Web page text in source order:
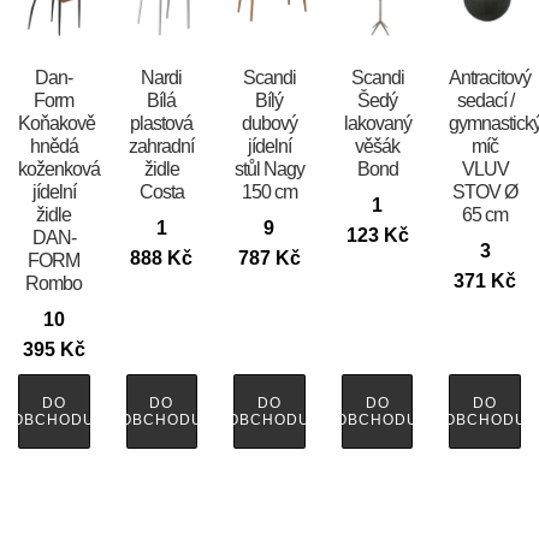
​​​​​Dan-
Form
Koňakově
hnědá
koženková
jídelní
židle
DAN-
FORM
Rombo
10
395 Kč
DO
OBCHODU
Nardi
Bílá
plastová
zahradní
židle
Costa
1
888 Kč
DO
OBCHODU
Scandi
Bílý
dubový
jídelní
stůl Nagy
150 cm
9
787 Kč
DO
OBCHODU
Scandi
Šedý
lakovaný
věšák
Bond
1
123 Kč
DO
OBCHODU
Antracitový
sedací /
míč
VLUV
STOV Ø
65 cm
3
371 Kč
DO
OBCHODU